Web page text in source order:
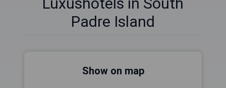
Padre Island
Show on map